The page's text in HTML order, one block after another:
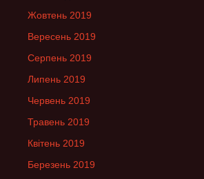
Жовтень 2019
Вересень 2019
Серпень 2019
Липень 2019
Червень 2019
Травень 2019
Квітень 2019
Березень 2019